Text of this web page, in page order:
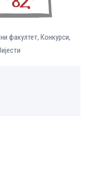
факултет, Конкурси,